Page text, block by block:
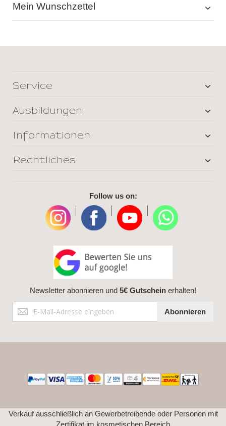
Mein Wunschzettel
Service
Ausbildungen
Informationen
Rechtliches
Follow us on:
Newsletter abonnieren und 5€ Gutschein erhalten!
Anmeldung
zum
Abonnieren
Verkauf ausschließlich an Gewerbetreibende oder Personen mit